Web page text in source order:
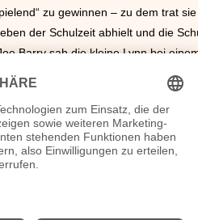
zu gewinnen – zu dem trat
der Schulzeit abhielt und die
Barry sah die kleine Lynn bei
Barbara Lynn schaffte es 1962
good“ – „Movin´ on a groove“
wie „Barbara Lynn Story“ (
in den gesamten1970erund1980er